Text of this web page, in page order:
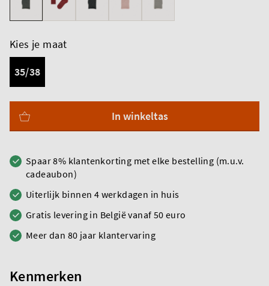
Kies je maat
35/38
In winkeltas
Spaar 8% klantenkorting met elke bestelling (m.u.v.
cadeaubon)
Uiterlijk binnen 4 werkdagen in huis
Gratis levering in België vanaf 50 euro
Meer dan 80 jaar klantervaring
Kenmerken